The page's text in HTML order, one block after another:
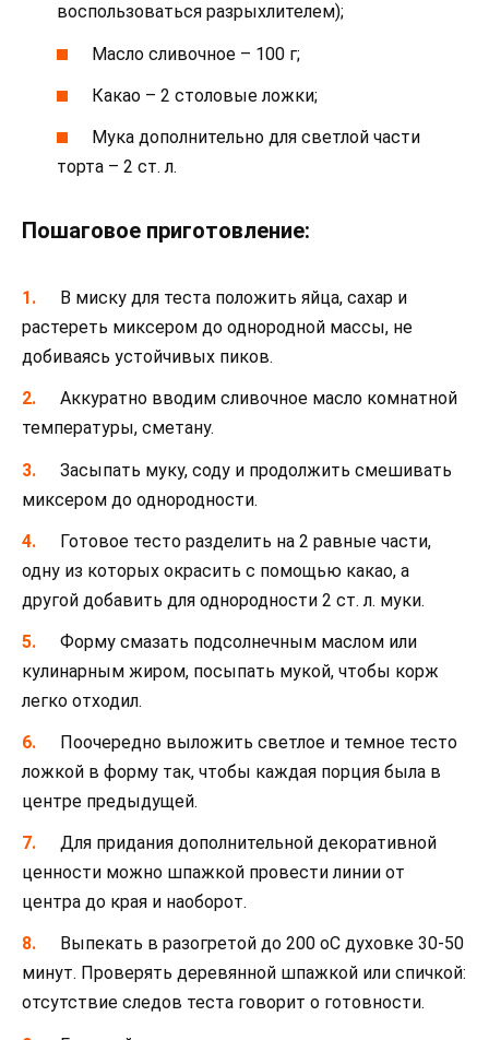
воспользоваться разрыхлителем);
Масло сливочное – 100 г;
Какао – 2 столовые ложки;
Мука дополнительно для светлой части
торта – 2 ст. л.
Пошаговое приготовление:
В миску для теста положить яйца, сахар и
растереть миксером до однородной массы, не
добиваясь устойчивых пиков.
Аккуратно вводим сливочное масло комнатной
температуры, сметану.
Засыпать муку, соду и продолжить смешивать
миксером до однородности.
Готовое тесто разделить на 2 равные части,
одну из которых окрасить с помощью какао, а
другой добавить для однородности 2 ст. л. муки.
Форму смазать подсолнечным маслом или
кулинарным жиром, посыпать мукой, чтобы корж
легко отходил.
Поочередно выложить светлое и темное тесто
ложкой в форму так, чтобы каждая порция была в
центре предыдущей.
Для придания дополнительной декоративной
ценности можно шпажкой провести линии от
центра до края и наоборот.
Выпекать в разогретой до 200 oС духовке 30-50
минут. Проверять деревянной шпажкой или спичкой:
отсутствие следов теста говорит о готовности.